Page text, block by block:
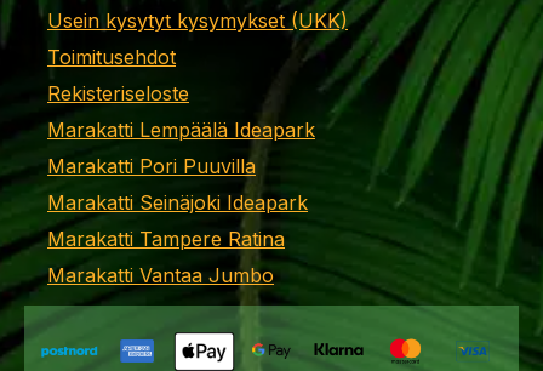
Usein kysytyt kysymykset (UKK)
Toimitusehdot
Rekisteriseloste
Marakatti Lempäälä Ideapark
Marakatti Pori Puuvilla
Marakatti Seinäjoki Ideapark
Marakatti Tampere Ratina
Marakatti Vantaa Jumbo